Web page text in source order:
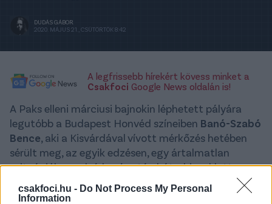
csakfoci.hu - Do Not Process My Personal
Information
DUDÁS GÁBOR
2020. MÁJUS 21., CSÜTÖRTÖK 8:42
A legfrissebb hírekért kövess minket a
Csakfoci Google News oldalán is!
A Paks elleni márciusi bajnokin léphetett pályára
legutóbb a Budapest Honvéd színeiben Banó-Szabó
Bence, aki a Kisvárdával vívott mérkőzés hetében
sérült meg, az egyik edzésen, egy ártalmatlan
szituációban, a leérkezés után hátrabicsaklott a
lába, a vizsgálatok pedig megállapították: az
utánpótlás-válogatott középpályáskeretszalag-